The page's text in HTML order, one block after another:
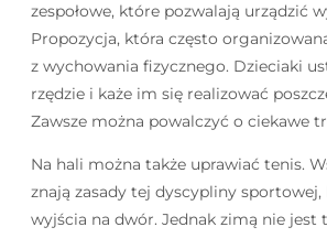
zespołowe, które pozwalają urządzić
Propozycja, która często
z wychowania fizycznego. Dzieciaki
rzędzie i każe im się realizować
Zawsze można powalczyć o ciekawe
Na hali można także uprawiać tenis.
znają zasady tej dyscypliny sportowej,
wyjścia na dwór. Jednak zimą nie jest